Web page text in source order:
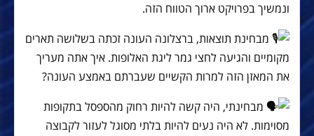
ונמשיך בפרויקט ארוך הטווח הזה.
מבחינת תוצאות, ברצלונה העונה זכתה בשלושה תארים
מקומיים והגיעה לחצי גמר ליגת האלופות. איך אתה מעריך
את המאזן הזה למרות הקשיים שעברתם באמצע העונה?
מבחינתי, היה קשה להיות רחוק מהספסל בתקופות
מסוימות. לא היה נעים להיות בלתי מסוגל לעזור לקבוצה